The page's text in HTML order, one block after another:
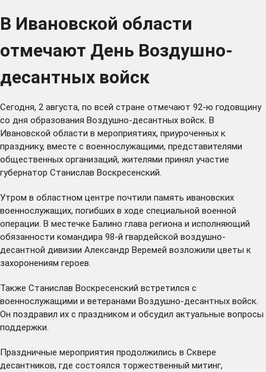
В Ивановской области
отмечают День Воздушно-
десантных войск
Сегодня, 2 августа, по всей стране отмечают 92-ю годовщину
со дня образования Воздушно-десантных войск. В
Ивановской области в мероприятиях, приуроченных к
празднику, вместе с военнослужащими, представителями
общественных организаций, жителями принял участие
губернатор Станислав Воскресенский.
Утром в областном центре почтили память ивановских
военнослужащих, погибших в ходе специальной военной
операции. В местечке Балино глава региона и исполняющий
обязанности командира 98-й гвардейской воздушно-
десантной дивизии Александр Веремей возложили цветы к
захоронениям героев.
Также Станислав Воскресенский встретился с
военнослужащими и ветеранами Воздушно-десантных войск.
Он поздравил их с праздником и обсудил актуальные вопросы
поддержки.
Праздничные мероприятия продолжились в Сквере
десантников, где состоялся торжественный митинг,